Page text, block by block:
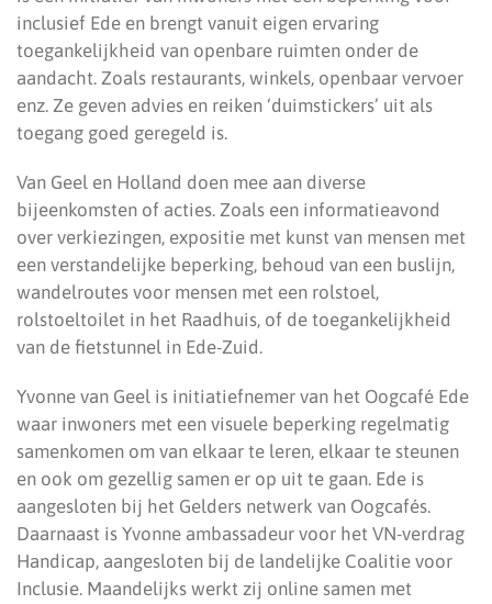
inclusief Ede en brengt vanuit eigen ervaring
toegankelijkheid van openbare ruimten onder de
aandacht. Zoals restaurants, winkels, openbaar vervoer
enz. Ze geven advies en reiken ‘duimstickers’ uit als
toegang goed geregeld is.
Van Geel en Holland doen mee aan diverse
bijeenkomsten of acties. Zoals een informatieavond
over verkiezingen, expositie met kunst van mensen met
een verstandelijke beperking, behoud van een buslijn,
wandelroutes voor mensen met een rolstoel,
rolstoeltoilet in het Raadhuis, of de toegankelijkheid
van de fietstunnel in Ede-Zuid.
Yvonne van Geel is initiatiefnemer van het Oogcafé Ede
waar inwoners met een visuele beperking regelmatig
samenkomen om van elkaar te leren, elkaar te steunen
en ook om gezellig samen er op uit te gaan. Ede is
aangesloten bij het Gelders netwerk van Oogcafés.
Daarnaast is Yvonne ambassadeur voor het VN-verdrag
Handicap, aangesloten bij de landelijke Coalitie voor
Inclusie. Maandelijks werkt zij online samen met